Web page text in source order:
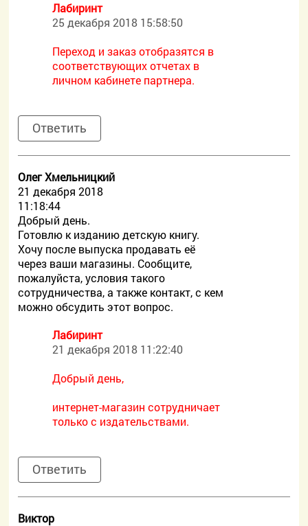
Лабиринт
25 декабря 2018 15:58:50
Переход и заказ отобразятся в
соответствующих отчетах в
личном кабинете партнера.
Ответить
Олег Хмельницкий
21 декабря 2018
11:18:44
Добрый день.
Готовлю к изданию детскую книгу.
Хочу после выпуска продавать её
через ваши магазины. Сообщите,
пожалуйста, условия такого
сотрудничества, а также контакт, с кем
можно обсудить этот вопрос.
Лабиринт
21 декабря 2018 11:22:40
Добрый день,
интернет-магазин сотрудничает
только с издательствами.
Ответить
Виктор